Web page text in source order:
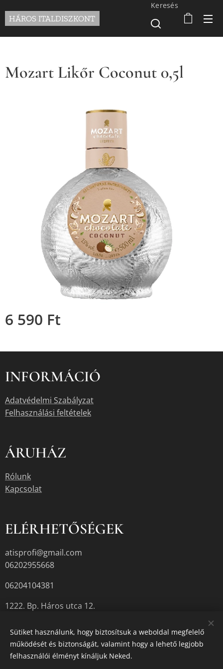
HÁROS ITALDISZKONT
Keresés
Mozart Likőr Coconut 0,5l
6 590 Ft
INFORMÁCIÓ
Adatvédelmi Szabályzat
Felhasználási feltételek
ÁRUHÁZ
Rólunk
Kapcsolat
ELÉRHETŐSÉGEK
atisprofi@gmail.com
06202955668
06204104381
1222. Bp. Háros utca 12.
A termékek aktuális készletéről érdeklődjön az üzletben, vagy a
megadott elérhetőségek egyikén.
Sütiket használunk, hogy biztosítsuk a weboldal megfelelő
működését és biztonságát, valamint hogy a lehető legjobb
felhasználói élményt kínáljuk Neked.